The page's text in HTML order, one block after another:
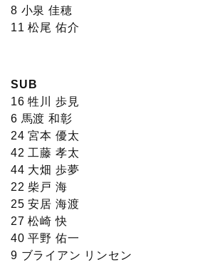
8 小泉 佳穂
11 松尾 佑介
SUB
16 牲川 歩見
6 馬渡 和彰
24 宮本 優太
42 工藤 孝太
44 大畑 歩夢
22 柴戸 海
25 安居 海渡
27 松崎 快
40 平野 佑一
9 ブライアン リンセン